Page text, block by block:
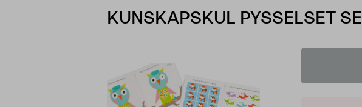
KUNSKAPSKUL PYSSELSET SE